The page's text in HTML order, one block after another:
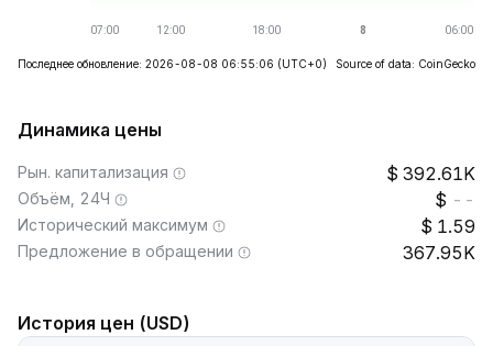
Последнее обновление: 2026-08-08 06:55:06 (UTC+0) Source of data: CoinGecko
Динамика цены
Рын. капитализация 392.61K
Объём, 24Ч --
Исторический максимум 1.59
Предложение в обращении 367.95K
История цен (USD)